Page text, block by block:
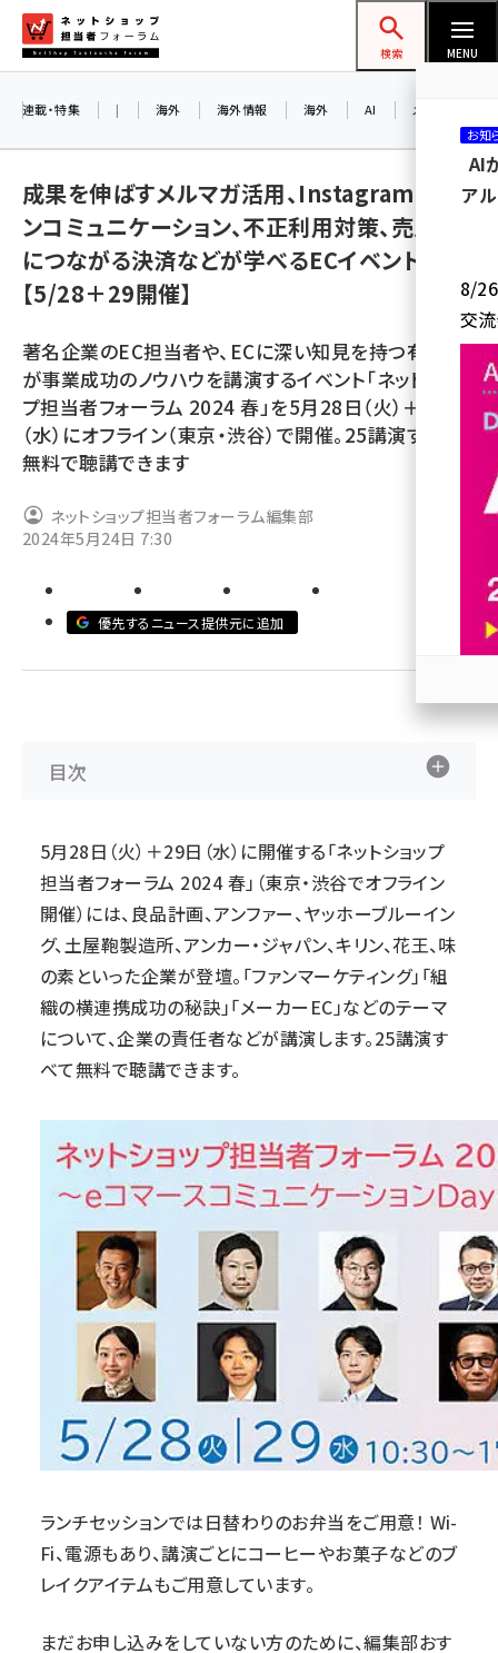
ン
ネットショップ担当者フォーラム
検索 MENU
amazon (2255)
yahoo (1906)
ecbeing (1210)
アスクル (1122)
base (1081)
revico (744)
連載・特集 | 海外 海外情報 海外 AI メタバース
成果を伸ばすメルマガ活用、Instagram×ファ
ンコミュニケーション、不正利用対策、売上UP
につながる決済などが学べるECイベント
【5/28＋29開催】
著名企業のEC担当者や、ECに深い知見を持つ有識者
が事業成功のノウハウを講演するイベント「ネットショッ
プ担当者フォーラム 2024 春」を5月28日（火）＋29日
（水）にオフライン（東京・渋谷）で開催。25講演すべて
無料で聴講できます
ネットショップ担当者フォーラム編集部
2024年5月24日 7:30
優先するニュース提供元に追加
目次
5月28日（火）＋29日（水）に開催する「ネットショップ
担当者フォーラム 2024 春」（東京・渋谷でオフライン
開催）には、良品計画、アンファー、ヤッホーブルーイン
グ、土屋鞄製造所、アンカー・ジャパン、キリン、花王、味
の素といった企業が登壇。「ファンマーケティング」「組
織の横連携成功の秘訣」「メーカーEC」などのテーマ
について、企業の責任者などが講演します。25講演す
べて無料で聴講できます。
ランチセッションでは日替わりのお弁当をご用意！ Wi-
Fi、電源もあり、講演ごとにコーヒーやお菓子などのブ
レイクアイテムもご用意しています。
まだお申し込みをしていない方のために、編集部おす
お知
AI
ア
8/26
交
参